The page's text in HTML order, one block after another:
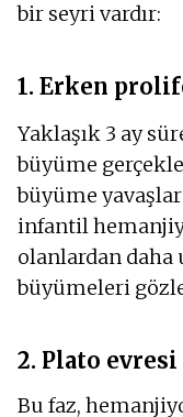
bir seyri vardır:
1. Erken
Yaklaşık 3 ay
büyüme
büyüme
infantil
olanlardan daha
büyümeleri
2. Plato evresi
Bu faz,